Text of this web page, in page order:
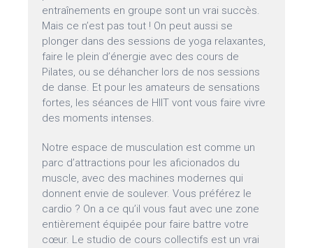
entraînements en groupe sont un vrai succès.
Mais ce n’est pas tout ! On peut aussi se
plonger dans des sessions de yoga relaxantes,
faire le plein d’énergie avec des cours de
Pilates, ou se déhancher lors de nos sessions
de danse. Et pour les amateurs de sensations
fortes, les séances de HIIT vont vous faire vivre
des moments intenses.
Notre espace de musculation est comme un
parc d’attractions pour les aficionados du
muscle, avec des machines modernes qui
donnent envie de soulever. Vous préférez le
cardio ? On a ce qu’il vous faut avec une zone
entièrement équipée pour faire battre votre
cœur. Le studio de cours collectifs est un vrai